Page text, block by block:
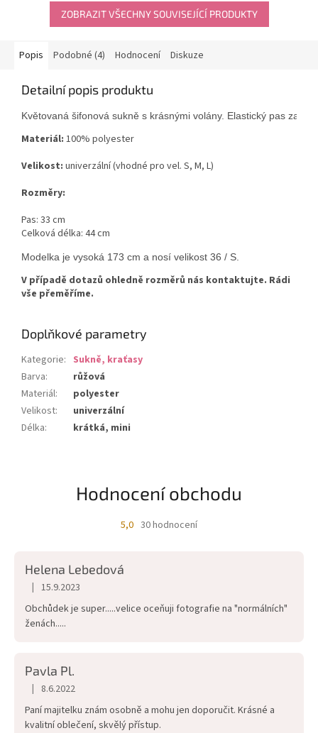
ZOBRAZIT VŠECHNY SOUVISEJÍCÍ PRODUKTY
Popis Podobné (4) Hodnocení Diskuze
Detailní popis produktu
Květovaná šifonová sukně s krásnými volány. Elastický pas
Materiál: 100% polyester
Velikost: univerzální (vhodné pro vel. S, M, L)
Rozměry:
Pas: 33 cm
Celková délka: 44 cm
Modelka je vysoká 173 cm a nosí velikost 36 / S.
V případě dotazů ohledně rozměrů nás kontaktujte. Rádi
vše přeměříme.
Doplňkové parametry
Kategorie: Sukně, kraťasy
Barva:
růžová
Materiál:
polyester
Velikost:
univerzální
Délka: krátká, mini
Hodnocení obchodu
5,0 Průměrné
5
30 hodnocení
Helena Lebedová
Hodnocení obchodu je 5 z 5 hvězdiček.
| 15.9.2023
Obchůdek je super.....velice oceňuji fotografie na "normálních"
ženách.....
Pavla Pl.
Hodnocení obchodu je 5 z 5 hvězdiček.
| 8.6.2022
Paní majitelku znám osobně a mohu jen doporučit. Krásné a
kvalitní oblečení, skvělý přístup.